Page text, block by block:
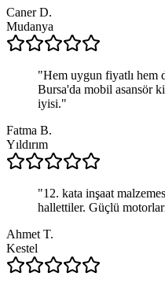
Caner D.
Mudanya
"Hem uygun fiyatlı hem
Bursa'da mobil asansör
iyisi."
Fatma B.
Yıldırım
"12. kata inşaat
hallettiler. Güçlü
Ahmet T.
Kestel